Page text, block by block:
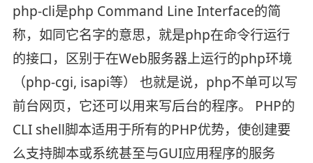
php-cli是php Command Line Interface的简
称，如同它名字的意思，就是php在命令行运行
的接口，区别于在Web服务器上运行的php环境
（php-cgi, isapi等） 也就是说，php不单可以写
前台网页，它还可以用来写后台的程序。 PHP的
CLI shell脚本适用于所有的PHP优势，使创建要
么支持脚本或系统甚至与GUI应用程序的服务